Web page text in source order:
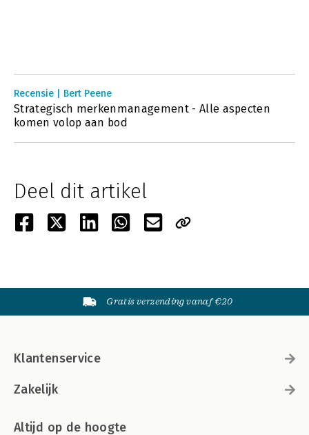
Recensie | Bert Peene
Strategisch merkenmanagement - Alle aspecten
komen volop aan bod
Deel dit artikel
Gratis verzending vanaf €20
Klantenservice
Zakelijk
Altijd op de hoogte